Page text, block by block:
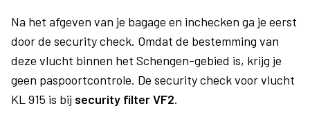
Na het afgeven van je bagage en inchecken ga je eerst
door de security check. Omdat de bestemming van
deze vlucht binnen het Schengen-gebied is, krijg je
geen paspoortcontrole. De security check voor vlucht
KL 915 is bij security filter VF2.